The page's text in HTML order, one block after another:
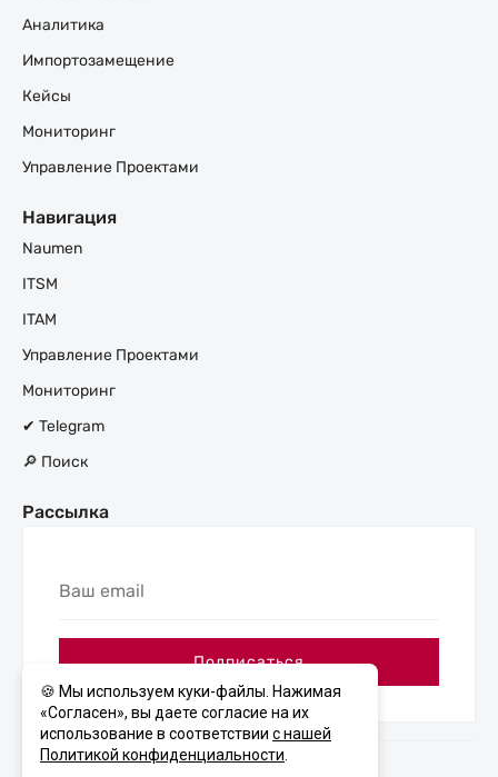
Аналитика
Импортозамещение
Кейсы
Мониторинг
Управление Проектами
Навигация
Naumen
ITSM
ITAM
Управление Проектами
Мониторинг
✔ Telegram
🔎 Поиск
Рассылка
Ваш
Подписаться
🍪 Мы используем куки-файлы. Нажимая
«Согласен», вы даете согласие на их
использование в соответствии с нашей
Политикой конфиденциальности